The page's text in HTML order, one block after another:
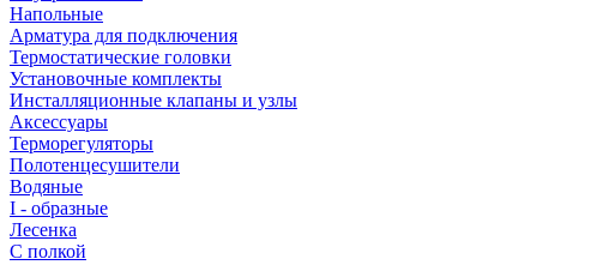
Напольные
Арматура для подключения
Термостатические головки
Установочные комплекты
Инсталляционные клапаны и узлы
Аксессуары
Терморегуляторы
Полотенцесушители
Водяные
I - образные
Лесенка
С полкой